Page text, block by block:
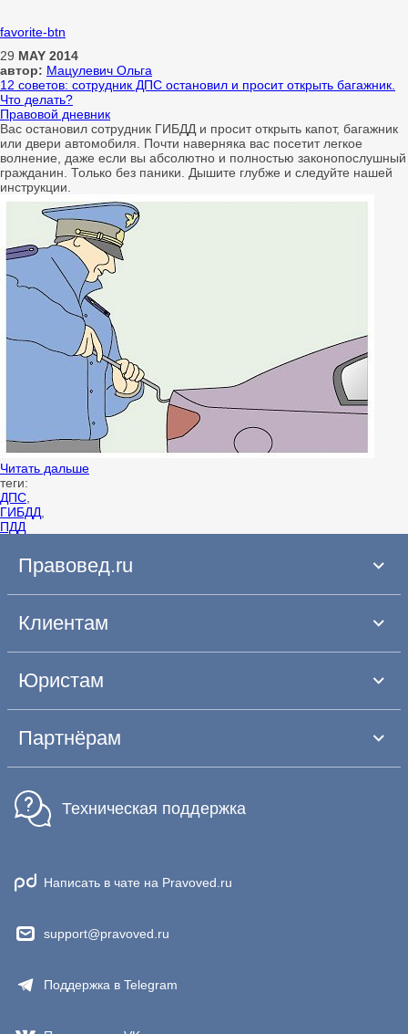
favorite-btn
29 MAY 2014
автор: Мацулевич Ольга
12 советов: сотрудник ДПС остановил и просит открыть багажник.
Что делать?
Правовой дневник
Вас остановил сотрудник ГИБДД и просит открыть капот, багажник
или двери автомобиля. Почти наверняка вас посетит легкое
волнение, даже если вы абсолютно и полностью законопослушный
гражданин. Только без паники. Дышите глубже и следуйте нашей
инструкции.
Читать дальше
теги:
ДПС
ГИБДД
ПДД
Правовед.ru
Клиентам
Юристам
Партнёрам
Техническая поддержка
Написать в чате на Pravoved.ru
support@pravoved.ru
Поддержка в Telegram